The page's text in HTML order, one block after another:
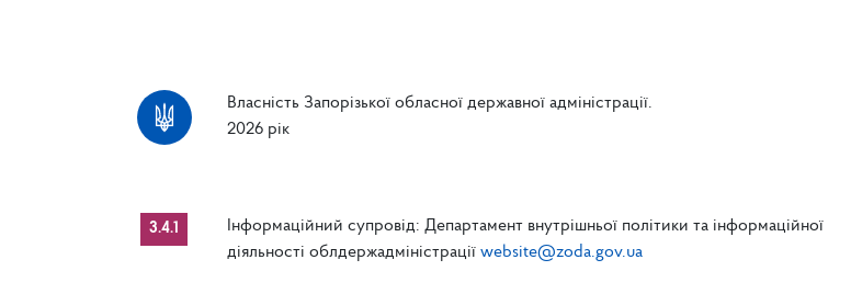
Власність Запорізької обласної державної адміністрації.
2026 рік
3.4.1
Інформаційний супровід: Департамент внутрішньої політики та інформаційної
діяльності облдержадміністрації website@zoda.gov.ua